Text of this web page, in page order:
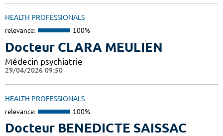
HEALTH PROFESSIONALS
relevance: 100%
Docteur CLARA MEULIEN
Médecin psychiatrie
29/04/2026 09:50
HEALTH PROFESSIONALS
relevance: 100%
Docteur BENEDICTE SAISSAC